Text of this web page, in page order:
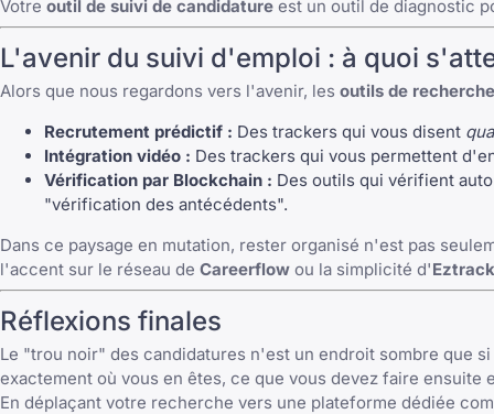
Votre outil de suivi de candidature est un outil de diagnostic
L'avenir du suivi d'emploi : à quoi
Alors que nous regardons vers l'avenir, les outils de
Recrutement prédictif : Des trackers qui vous disent
Intégration vidéo : Des trackers qui vous permettent
Vérification par Blockchain : Des outils qui vérifient
"vérification des antécédents".
Dans ce paysage en mutation, rester organisé n'est pas
l'accent sur le réseau de Careerflow ou la simplicité d'
Réflexions finales
Le "trou noir" des candidatures n'est un endroit sombre que
exactement où vous en êtes, ce que vous devez faire
En déplaçant votre recherche vers une plateforme dédiée